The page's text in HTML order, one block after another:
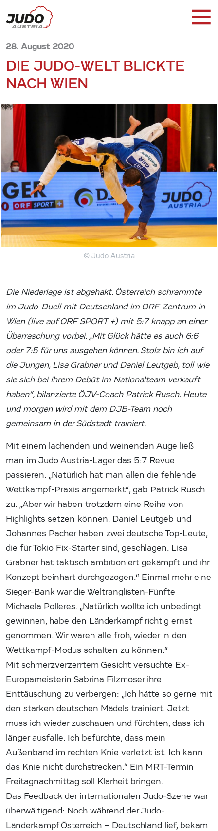
28. August 2020
DIE JUDO-WELT BLICKTE
NACH WIEN
© Judo Austria
Die Niederlage ist abgehakt. Österreich schrammte
im Judo-Duell mit Deutschland im ORF-Zentrum in
Wien (live auf ORF SPORT +) mit 5:7 knapp an einer
Überraschung vorbei. „Mit Glück hätte es auch 6:6
oder 7:5 für uns ausgehen können. Stolz bin ich auf
die Jungen, Lisa Grabner und Daniel Leutgeb, toll wie
sie sich bei ihrem Debüt im Nationalteam verkauft
haben“, bilanzierte ÖJV-Coach Patrick Rusch. Heute
und morgen wird mit dem DJB-Team noch
gemeinsam in der Südstadt trainiert.
Mit einem lachenden und weinenden Auge ließ
man im Judo Austria-Lager das 5:7 Revue
passieren. „Natürlich hat man allen die fehlende
Wettkampf-Praxis angemerkt“, gab Patrick Rusch
zu. „Aber wir haben trotzdem eine Reihe von
Highlights setzen können. Daniel Leutgeb und
Johannes Pacher haben zwei deutsche Top-Leute,
die für Tokio Fix-Starter sind, geschlagen. Lisa
Grabner hat taktisch ambitioniert gekämpft und ihr
Konzept beinhart durchgezogen.“ Einmal mehr eine
Sieger-Bank war die Weltranglisten-Fünfte
Michaela Polleres. „Natürlich wollte ich unbedingt
gewinnen, habe den Länderkampf richtig ernst
genommen. Wir waren alle froh, wieder in den
Wettkampf-Modus schalten zu können.“
Mit schmerzverzerrtem Gesicht versuchte Ex-
Europameisterin Sabrina Filzmoser ihre
Enttäuschung zu verbergen: „Ich hätte so gerne mit
den starken deutschen Mädels trainiert. Jetzt
muss ich wieder zuschauen und fürchten, dass ich
länger ausfalle. Ich befürchte, dass mein
Außenband im rechten Knie verletzt ist. Ich kann
das Knie nicht durchstrecken.“ Ein MRT-Termin
Freitagnachmittag soll Klarheit bringen.
Das Feedback der internationalen Judo-Szene war
überwältigend: Noch während der Judo-
Länderkampf Österreich – Deutschland lief, bekam